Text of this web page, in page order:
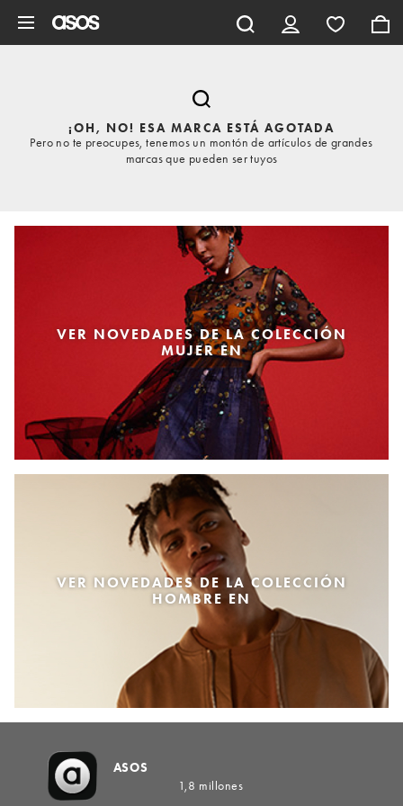
¡OH, NO! ESA MARCA ESTÁ AGOTADA
Pero no te preocupes, tenemos un montón de artículos de grandes
marcas que pueden ser tuyos
VER NOVEDADES DE LA COLECCIÓN
MUJER EN
VER NOVEDADES DE LA COLECCIÓN
HOMBRE EN
ASOS
1,8 millones